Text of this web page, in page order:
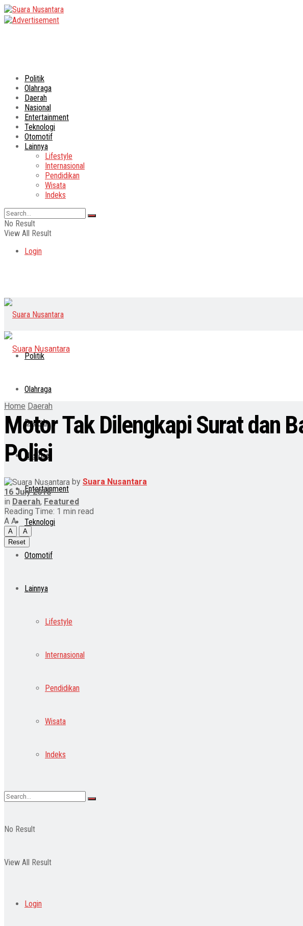
Politik
Olahraga
Daerah
Nasional
Entertainment
Teknologi
Otomotif
Lainnya
Lifestyle
Internasional
Pendidikan
Wisata
Indeks
No Result
View All Result
Login
Politik
Olahraga
Daerah
Nasional
Entertainment
Teknologi
Otomotif
Lainnya
Lifestyle
Internasional
Pendidikan
Wisata
Indeks
No Result
View All Result
Login
Home Daerah
Motor Tak Dilengkapi Surat dan
Polisi
by Suara Nusantara
16 July 2018
in Daerah, Featured
Reading Time: 1 min read
A A
A
A
Reset